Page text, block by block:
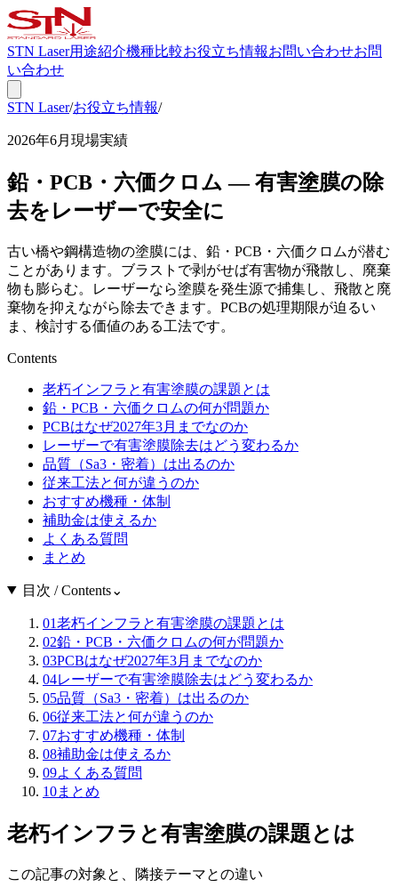
STN Laser用途紹介機種比較お役立ち情報お問い合わせお問
い合わせ
STN Laser/お役立ち情報/有害塗膜の除去
2026年6月 現場実績
鉛・PCB・六価クロム — 有害塗膜の除
去をレーザーで安全に
古い橋や鋼構造物の塗膜には、鉛・PCB・六価クロムが潜む
ことがあります。ブラストで剥がせば有害物が飛散し、廃棄
物も膨らむ。レーザーなら塗膜を発生源で捕集し、飛散と廃
棄物を抑えながら除去できます。PCBの処理期限が迫るい
ま、検討する価値のある工法です。
Contents
老朽インフラと有害塗膜の課題とは
鉛・PCB・六価クロムの何が問題か
PCBはなぜ2027年3月までなのか
レーザーで有害塗膜除去はどう変わるか
品質（Sa3・密着）は出るのか
従来工法と何が違うのか
おすすめ機種・体制
補助金は使えるか
よくある質問
まとめ
目次 / Contents⌄
01老朽インフラと有害塗膜の課題とは
02鉛・PCB・六価クロムの何が問題か
03PCBはなぜ2027年3月までなのか
04レーザーで有害塗膜除去はどう変わるか
05品質（Sa3・密着）は出るのか
06従来工法と何が違うのか
07おすすめ機種・体制
08補助金は使えるか
09よくある質問
10まとめ
老朽インフラと有害塗膜の課題とは
この記事の対象と、隣接テーマとの違い